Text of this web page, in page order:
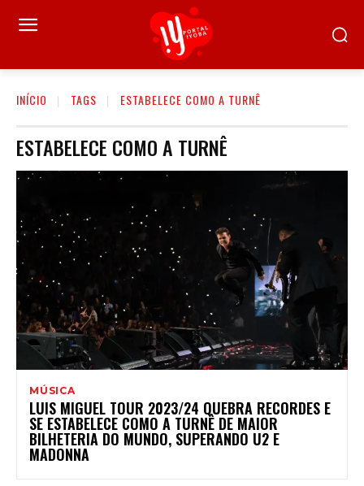
INÍCIO TAGS ESTABELECE COMO A TURNÊ
ESTABELECE COMO A TURNÊ
MÚSICA
LUIS MIGUEL TOUR 2023/24 QUEBRA RECORDES E
SE ESTABELECE COMO A TURNÊ DE MAIOR
BILHETERIA DO MUNDO, SUPERANDO U2 E
MADONNA